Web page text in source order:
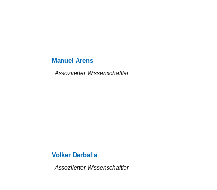
Manuel Arens
Assoziierter Wissenschaftler
Volker Derballa
Assoziierter Wissenschaftler